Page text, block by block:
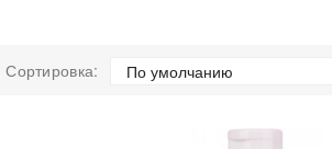
Сортировка: